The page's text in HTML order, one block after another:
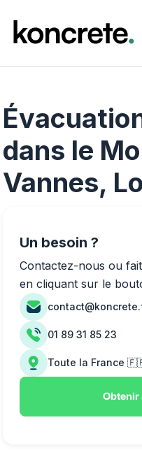
dans le
Vannes,
Un besoin ?
Contactez-nous ou
en cliquant sur le
01 89 31 85 23
Toute la France
Obtenir